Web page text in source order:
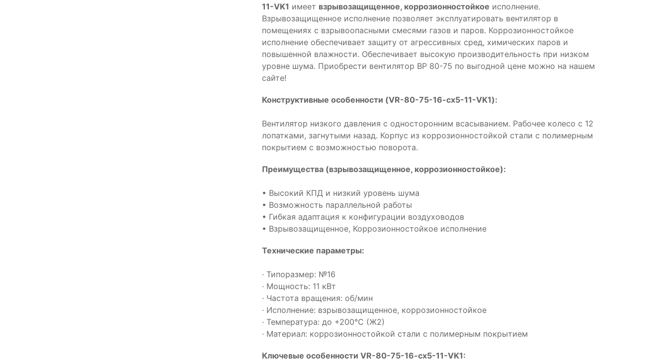
11-VK1 имеет взрывозащищенное, коррозионностойкое исполнение.
Взрывозащищенное исполнение позволяет эксплуатировать вентилятор в
помещениях с взрывоопасными смесями газов и паров. Коррозионностойкое
исполнение обеспечивает защиту от агрессивных сред, химических паров и
повышенной влажности. Обеспечивает высокую производительность при низком
уровне шума. Приобрести вентилятор ВР 80-75 по выгодной цене можно на нашем
сайте!
Конструктивные особенности (VR-80-75-16-cx5-11-VK1):
Вентилятор низкого давления с односторонним всасыванием. Рабочее колесо с 12
лопатками, загнутыми назад. Корпус из коррозионностойкой стали с полимерным
покрытием с возможностью поворота.
Преимущества (взрывозащищенное, коррозионностойкое):
• Высокий КПД и низкий уровень шума
• Возможность параллельной работы
• Гибкая адаптация к конфигурации воздуховодов
• Взрывозащищенное, Коррозионностойкое исполнение
Технические параметры:
· Типоразмер: №16
· Мощность: 11 кВт
· Частота вращения: об/мин
· Исполнение: взрывозащищенное, коррозионностойкое
· Температура: до +200°С (Ж2)
· Материал: коррозионностойкой стали с полимерным покрытием
Ключевые особенности VR-80-75-16-cx5-11-VK1: